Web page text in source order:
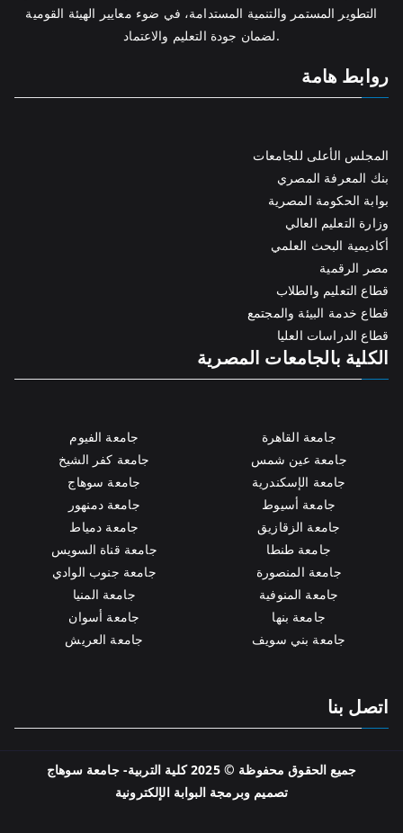
التطوير المستمر والتنمية المستدامة، في ضوء معايير الهيئة القومية
لضمان جودة التعليم والاعتماد.
روابط هامة
المجلس الأعلى للجامعات
بنك المعرفة المصري
بوابة الحكومة المصرية
وزارة التعليم العالي
أكاديمية البحث العلمي
مصر الرقمية
قطاع التعليم والطلاب
قطاع خدمة البيئة والمجتمع
قطاع الدراسات العليا
الكلية بالجامعات المصرية
جامعة القاهرة
جامعة عين شمس
جامعة الإسكندرية
جامعة أسيوط
جامعة الزقازيق
جامعة طنطا
جامعة المنصورة
جامعة المنوفية
جامعة بنها
جامعة بني سويف
جامعة الفيوم
جامعة كفر الشيخ
جامعة سوهاج
جامعة دمنهور
جامعة دمياط
جامعة قناة السويس
جامعة جنوب الوادي
جامعة المنيا
جامعة أسوان
جامعة العريش
اتصل بنا
جميع الحقوق محفوظة © 2025 كلية التربية- جامعة سوهاج
تصميم وبرمجةالبوابة الإلكترونية